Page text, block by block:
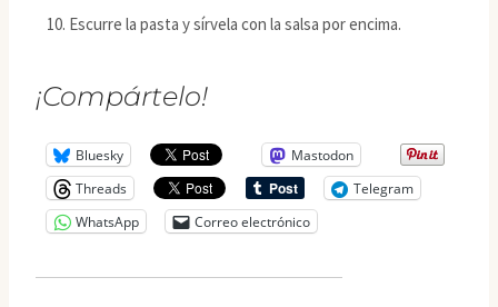
Escurre la pasta y sírvela con la salsa por encima.
¡Compártelo!
Bluesky
Mastodon
Threads
Telegram
WhatsApp
Correo electrónico